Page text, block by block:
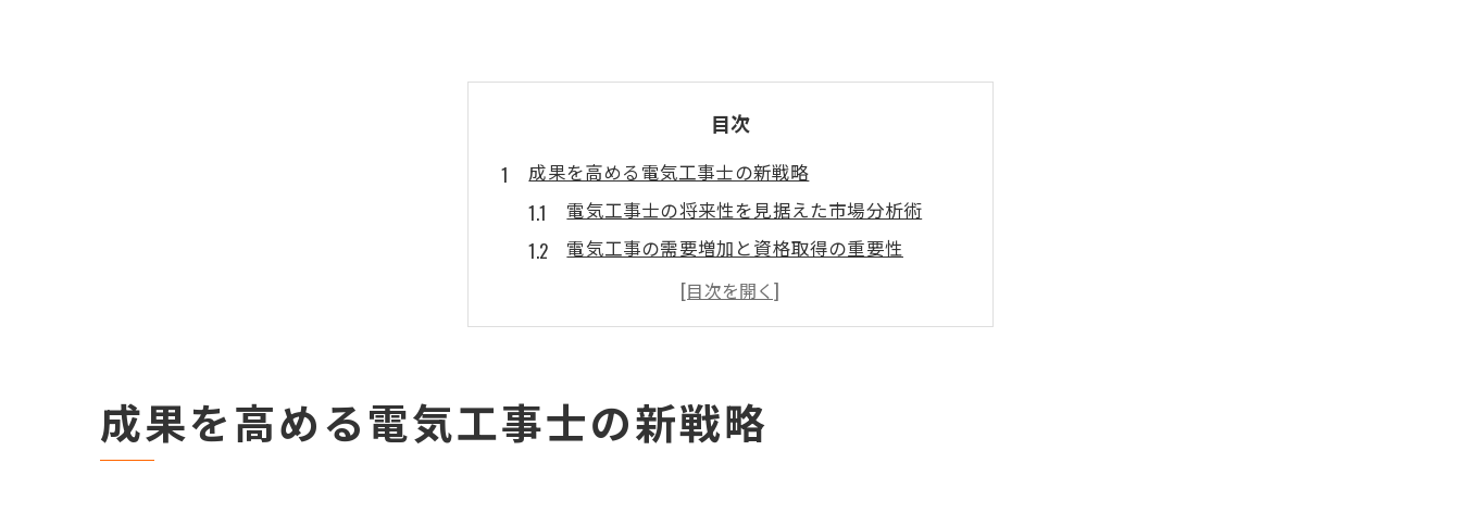
目次
成果を高める電気工事士の新戦略
電気工事士の将来性を見据えた市場分析術
電気工事の需要増加と資格取得の重要性
時代を先取る電気工事士のスキルアップ法
第一種電気工事士合格を狙う戦略的勉強法
電気工事の専門性で独立成功を目指す
電気工事の専門性が独立に与える影響とは
成果を高める電気工事士の新戦略